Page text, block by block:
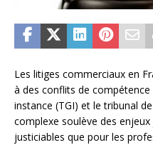
Les litiges commerciaux en
à des conflits de
instance (TGI) et le tribunal
complexe soulève des
justiciables que pour les